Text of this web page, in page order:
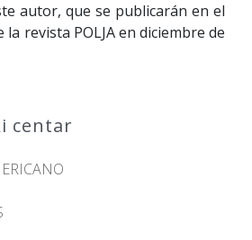
centar
autor, que se publicarán en el
revista POLJA en diciembre de